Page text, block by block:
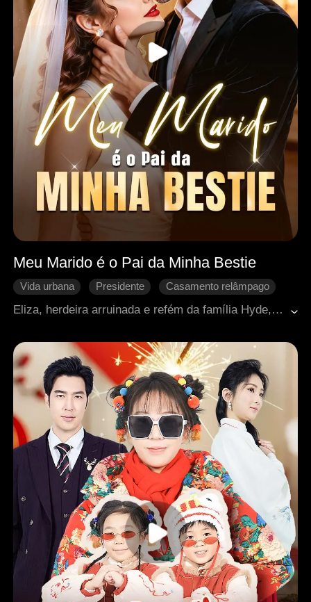
Meu Marido é o Pai da Minha Bestie
Vida urbana Presidente
Casamento relâmpago
Diferença de idade
Eliza, herdeira arruinada e refém da família Hyde, vê sua vida mudar ao se casar impulsivamente com Dallas, o inimigo mortal dos Hyde e pai de sua melhor amiga. Enquanto Dallas destrói aqueles que a controlavam e a protege a qualquer custo, Eliza deixa de ser vítima para se tornar uma mulher forte e bem-sucedida. Mas quando Anson a sequestra, Dallas arrisca a própria vida para salvá-la, provando que o que sente por ela sempre foi amor.